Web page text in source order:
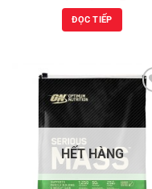
ĐỌC TIẾP
HẾT HÀNG